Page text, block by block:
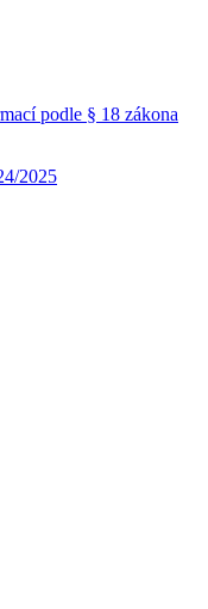
podle § 18 zákona
2025